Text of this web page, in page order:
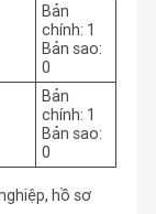
Bản
chính: 1
Bản sao:
0
Bản
chính: 1
Bản sao:
0
hồ sơ